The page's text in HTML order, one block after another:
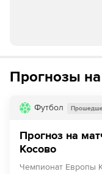
Прогнозы
Футбол
Прогноз на
Косово
Чемпионат Европы